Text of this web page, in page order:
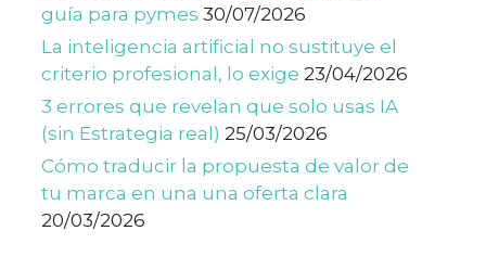
guía para pymes 30/07/2026
La inteligencia artificial no sustituye el
criterio profesional, lo exige 23/04/2026
3 errores que revelan que solo usas IA
(sin Estrategia real) 25/03/2026
Cómo traducir la propuesta de valor de
tu marca en una una oferta clara
20/03/2026